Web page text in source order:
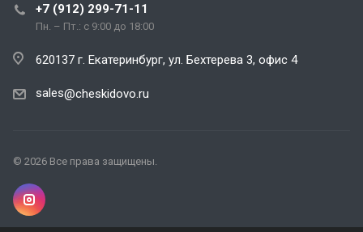
+7 (912) 299-71-11
Пн. – Пт.: с 9:00 до 18:00
620137 г. Екатеринбург, ул. Бехтерева 3, офис 4
sales@cheskidovo.ru
© 2026 Все права защищены.